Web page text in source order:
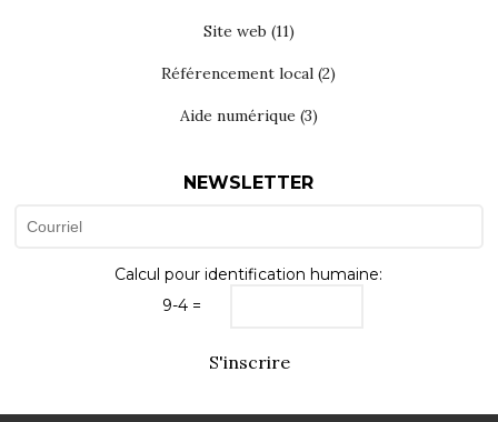
Site web (11)
Référencement local(2)
Aide numérique (3)
NEWSLETTER
Calcul pour identification humaine:
9-4 =
S'inscrire